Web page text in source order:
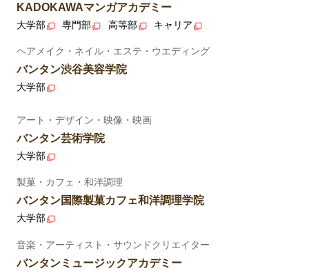
KADOKAWAマンガアカデミー
大学部 専門部 高等部 キャリア
ヘアメイク・ネイル・エステ・ウエディング
バンタン渋谷美容学院
大学部
アート・デザイン・映像・映画
バンタン芸術学院
大学部
製菓・カフェ・和洋調理
バンタン国際製菓カフェ和洋調理学院
大学部
音楽・アーティスト・サウンドクリエイター
バンタンミュージックアカデミー